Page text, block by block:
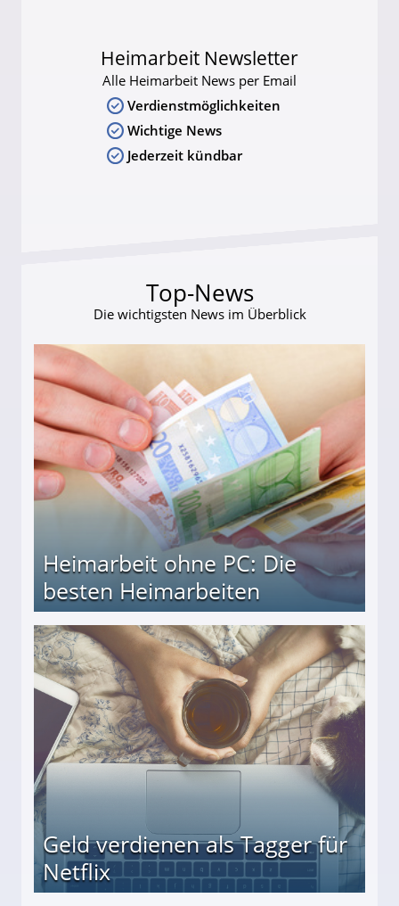
Heimarbeit Newsletter
Alle Heimarbeit News per Email
Verdienstmöglichkeiten
Wichtige News
Jederzeit kündbar
Top-News
Die wichtigsten News im Überblick
Heimarbeit ohne PC: Die
besten Heimarbeiten
Geld verdienen als Tagger für
Netflix